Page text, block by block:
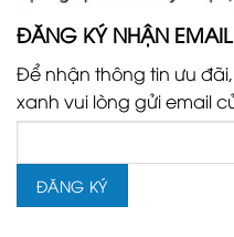
ĐĂNG KÝ NHẬN EMAIL
Để nhận thông tin ưu
xanh vui lòng gửi email